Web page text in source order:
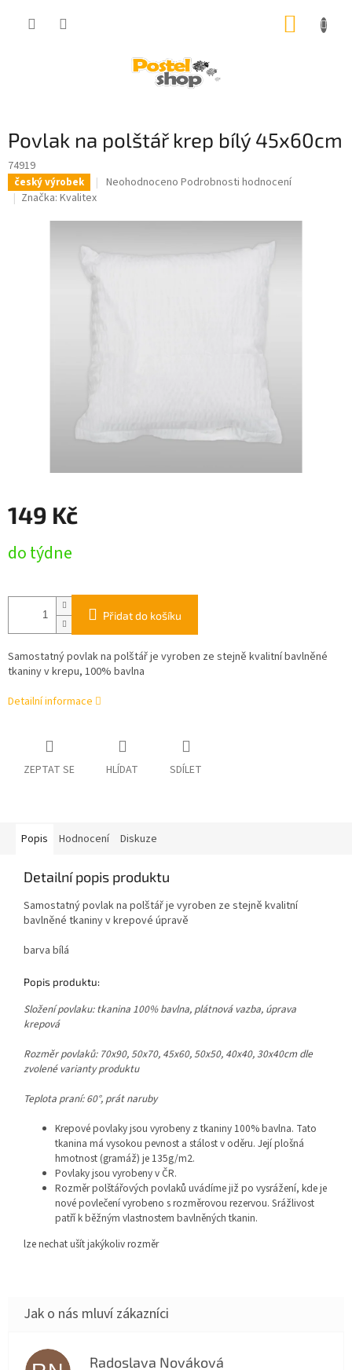
Povlak na polštář krep bílý 45x60cm
74919
český výrobek
Průměrné
je
Neohodnoceno Podrobnosti hodnocení
Značka: Kvalitex
149 Kč
cena:
do týdne
Přidat do košíku
Samostatný povlak na polštář je vyroben ze stejně kvalitní bavlněné
tkaniny v krepu, 100% bavlna
Detailní informace
ZEPTAT SE HLÍDAT SDÍLET
Popis Hodnocení Diskuze
Detailní popis produktu
Samostatný povlak na polštář je vyroben ze stejně kvalitní
bavlněné tkaniny v krepové úpravě
barva bílá
Popis produktu:
Složení povlaku: tkanina 100% bavlna, plátnová vazba, úprava
krepová
Rozměr povlaků: 70x90, 50x70, 45x60, 50x50, 40x40, 30x40cm dle
zvolené varianty produktu
Teplota praní: 60°, prát naruby
Krepové povlaky jsou vyrobeny z tkaniny 100% bavlna. Tato
tkanina má vysokou pevnost a stálost v oděru. Její plošná
hmotnost (gramáž) je 135g/m2.
Povlaky jsou vyrobeny v ČR.
Rozměr polštářových povlaků uvádíme již po vysrážení, kde je
nové povlečení vyrobeno s rozměrovou rezervou. Srážlivost
patří k běžným vlastnostem bavlněných tkanin.
lze nechat ušít jakýkoliv rozměr
Radoslava Nováková